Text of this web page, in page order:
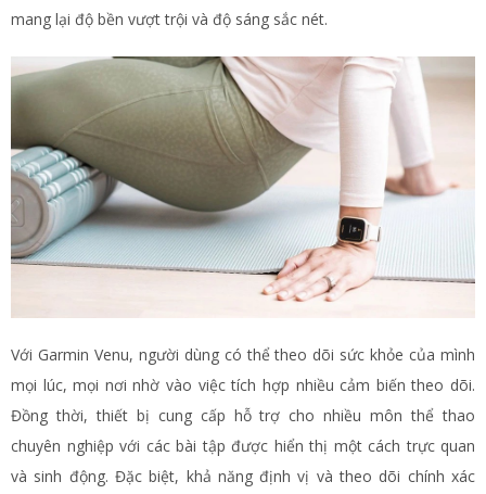
mang lại độ bền vượt trội và độ sáng sắc nét.
Với Garmin Venu, người dùng có thể theo dõi sức khỏe của mình
mọi lúc, mọi nơi nhờ vào việc tích hợp nhiều cảm biến theo dõi.
Đồng thời, thiết bị cung cấp hỗ trợ cho nhiều môn thể thao
chuyên nghiệp với các bài tập được hiển thị một cách trực quan
và sinh động. Đặc biệt, khả năng định vị và theo dõi chính xác